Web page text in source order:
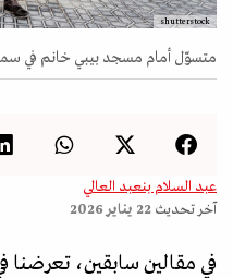
shutterstock
متسوّل أمام مسجد بيبي خانم في
عبد السلام بنعبد العالي
آخر تحديث 22 يناير 2026
في مقالين سابقين، تعرضنا